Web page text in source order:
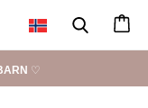
♡